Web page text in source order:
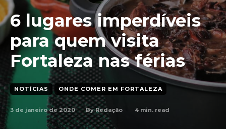
6 lugares imperdíveis
para quem visita
Fortaleza nas férias
NOTÍCIAS ONDE COMER EM FORTALEZA
3 de janeiro de 2020 By Redação 4 min. read